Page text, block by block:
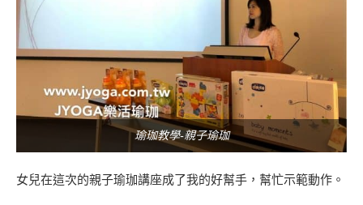
瑜珈教學-親子瑜珈
女兒在這次的親子瑜珈講座成了我的好幫手，幫忙示範動作。